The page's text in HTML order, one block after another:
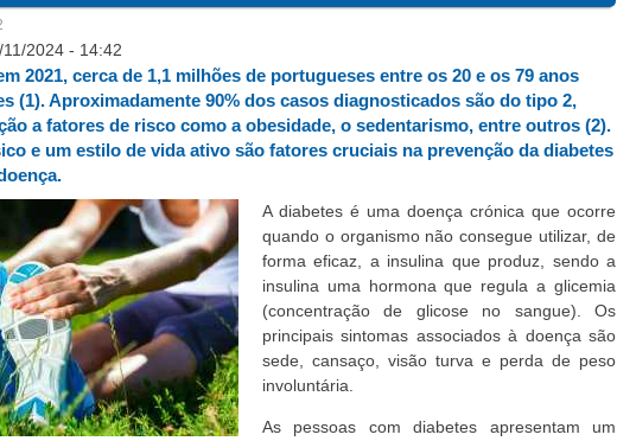
11/2024 - 14:42
2021, cerca de 1,1 milhões de portugueses entre os 20 e os 79 anos
(1). Aproximadamente 90% dos casos diagnosticados são do tipo 2,
a fatores de risco como a obesidade, o sedentarismo, entre outros (2).
e um estilo de vida ativo são fatores cruciais na prevenção da diabetes
A diabetes é uma doença crónica que ocorre
quando o organismo não consegue utilizar, de
forma eficaz, a insulina que produz, sendo a
insulina uma hormona que regula a glicemia
(concentração de glicose no sangue). Os
principais sintomas associados à doença são
sede, cansaço, visão turva e perda de peso
involuntária.
As pessoas com diabetes apresentam um